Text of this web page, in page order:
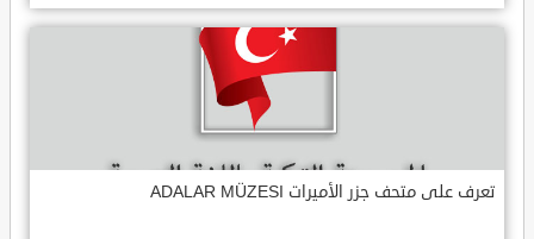
تعرف على متحف جزر الأميرات ADALAR MÜZESI